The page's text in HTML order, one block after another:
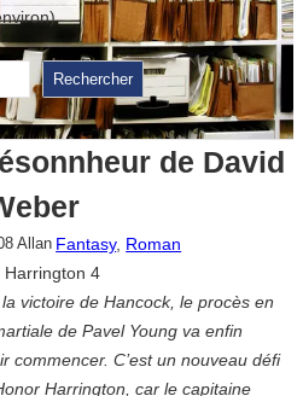
Rechercher
de David
Allan Fantasy, Roman
Harrington 4
victoire de Hancock, le procès en
de Pavel Young va enfin
commencer. C’est un nouveau défi
Harrington, car le capitaine